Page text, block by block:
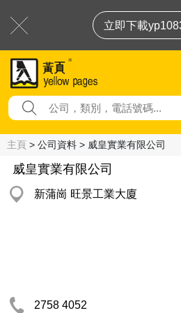
立即下載
主頁 > 公司資料 > 威皇實業有限公司
威皇實業有限公司
新蒲崗 旺景工業大廈
2758 4052